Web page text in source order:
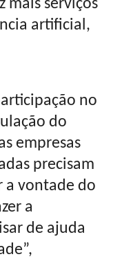
mais serviços
artificial,
no
do
empresas
precisam
a vontade do
a
de ajuda